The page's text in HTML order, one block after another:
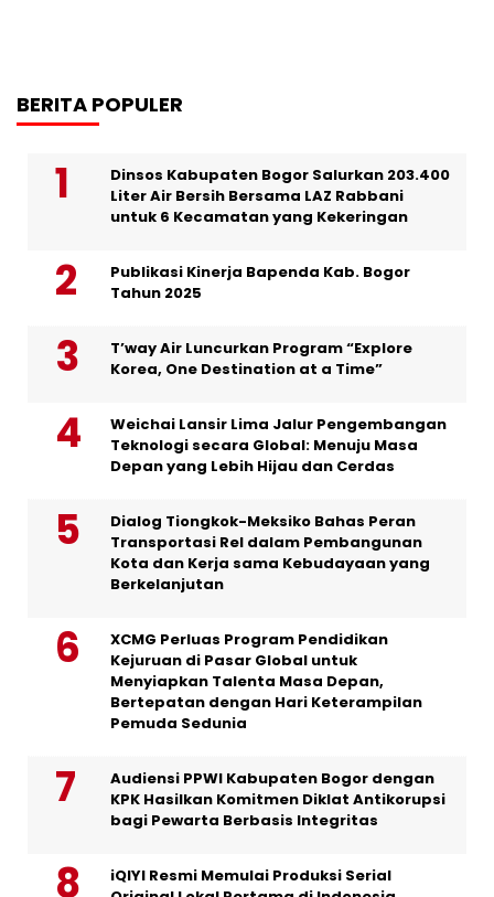
BERITA POPULER
Dinsos Kabupaten Bogor Salurkan 203.400
Liter Air Bersih Bersama LAZ Rabbani
untuk 6 Kecamatan yang Kekeringan
Publikasi Kinerja Bapenda Kab. Bogor
Tahun 2025
T’way Air Luncurkan Program “Explore
Korea, One Destination at a Time”
Weichai Lansir Lima Jalur Pengembangan
Teknologi secara Global: Menuju Masa
Depan yang Lebih Hijau dan Cerdas
Dialog Tiongkok-Meksiko Bahas Peran
Transportasi Rel dalam Pembangunan
Kota dan Kerja sama Kebudayaan yang
Berkelanjutan
XCMG Perluas Program Pendidikan
Kejuruan di Pasar Global untuk
Menyiapkan Talenta Masa Depan,
Bertepatan dengan Hari Keterampilan
Pemuda Sedunia
Audiensi PPWI Kabupaten Bogor dengan
KPK Hasilkan Komitmen Diklat Antikorupsi
bagi Pewarta Berbasis Integritas
iQIYI Resmi Memulai Produksi Serial